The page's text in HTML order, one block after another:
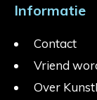
Informatie
Contact
Vriend
Over